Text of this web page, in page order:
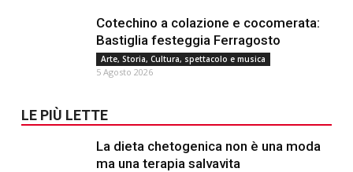
Cotechino a colazione e cocomerata:
Bastiglia festeggia Ferragosto
Arte, Storia, Cultura, spettacolo e musica
5 Agosto 2026
LE PIÙ LETTE
La dieta chetogenica non è una moda
ma una terapia salvavita